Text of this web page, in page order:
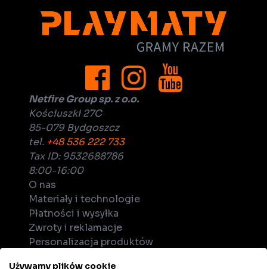
Netfire Group sp. z o.o.
Kościuszki 27C
85-079 Bydgoszcz
tel. +48 536 222 733
Tax ID: 9532688786
8:00-16:00
O nas
Materiały i technologie
Płatności i wysyłka
Zwroty i reklamacje
Personalizacja produktów
Używamy plików cookie